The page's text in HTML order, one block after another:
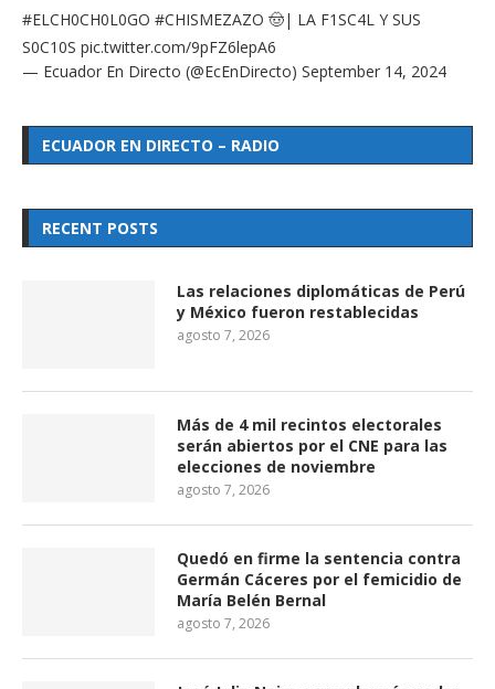
#ELCH0CH0L0GO #CHISMEZAZO 🤠| LA F1SC4L Y SUS
S0C10S pic.twitter.com/9pFZ6lepA6
— Ecuador En Directo (@EcEnDirecto) September 14, 2024
ECUADOR EN DIRECTO – RADIO
RECENT POSTS
Las relaciones diplomáticas de Perú
y México fueron restablecidas
agosto 7, 2026
Más de 4 mil recintos electorales
serán abiertos por el CNE para las
elecciones de noviembre
agosto 7, 2026
Quedó en firme la sentencia contra
Germán Cáceres por el femicidio de
María Belén Bernal
agosto 7, 2026